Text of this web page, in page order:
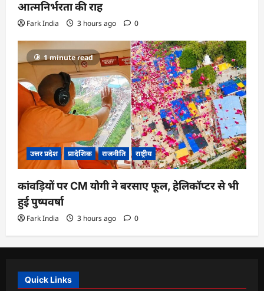
आत्मनिर्भरता की राह
Fark India 3 hours ago 0
1 minute read
उत्तर प्रदेश प्रादेशिक राजनीति राष्ट्रीय
कांवड़ियों पर CM योगी ने बरसाए फूल, हेलिकॉप्टर से भी
हुई पुष्पवर्षा
Fark India 3 hours ago 0
Quick Links